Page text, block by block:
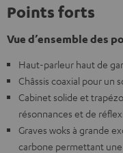
Points forts
Vue d’ensemble des
Haut-parleur haut de
Châssis coaxial pour un
Cabinet solide et
résonnances et de
Graves woks à grande
carbone permettant